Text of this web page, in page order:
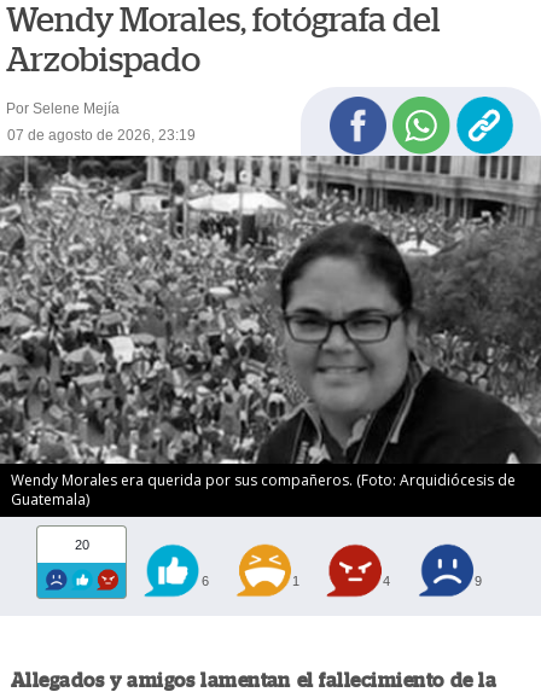
Wendy Morales, fotógrafa del
Arzobispado
Por Selene Mejía
07 de agosto de 2026, 23:19
Wendy Morales era querida por sus compañeros. (Foto: Arquidiócesis de
Guatemala)
20
6 1 4 9
Allegados y amigos lamentan el fallecimiento de la